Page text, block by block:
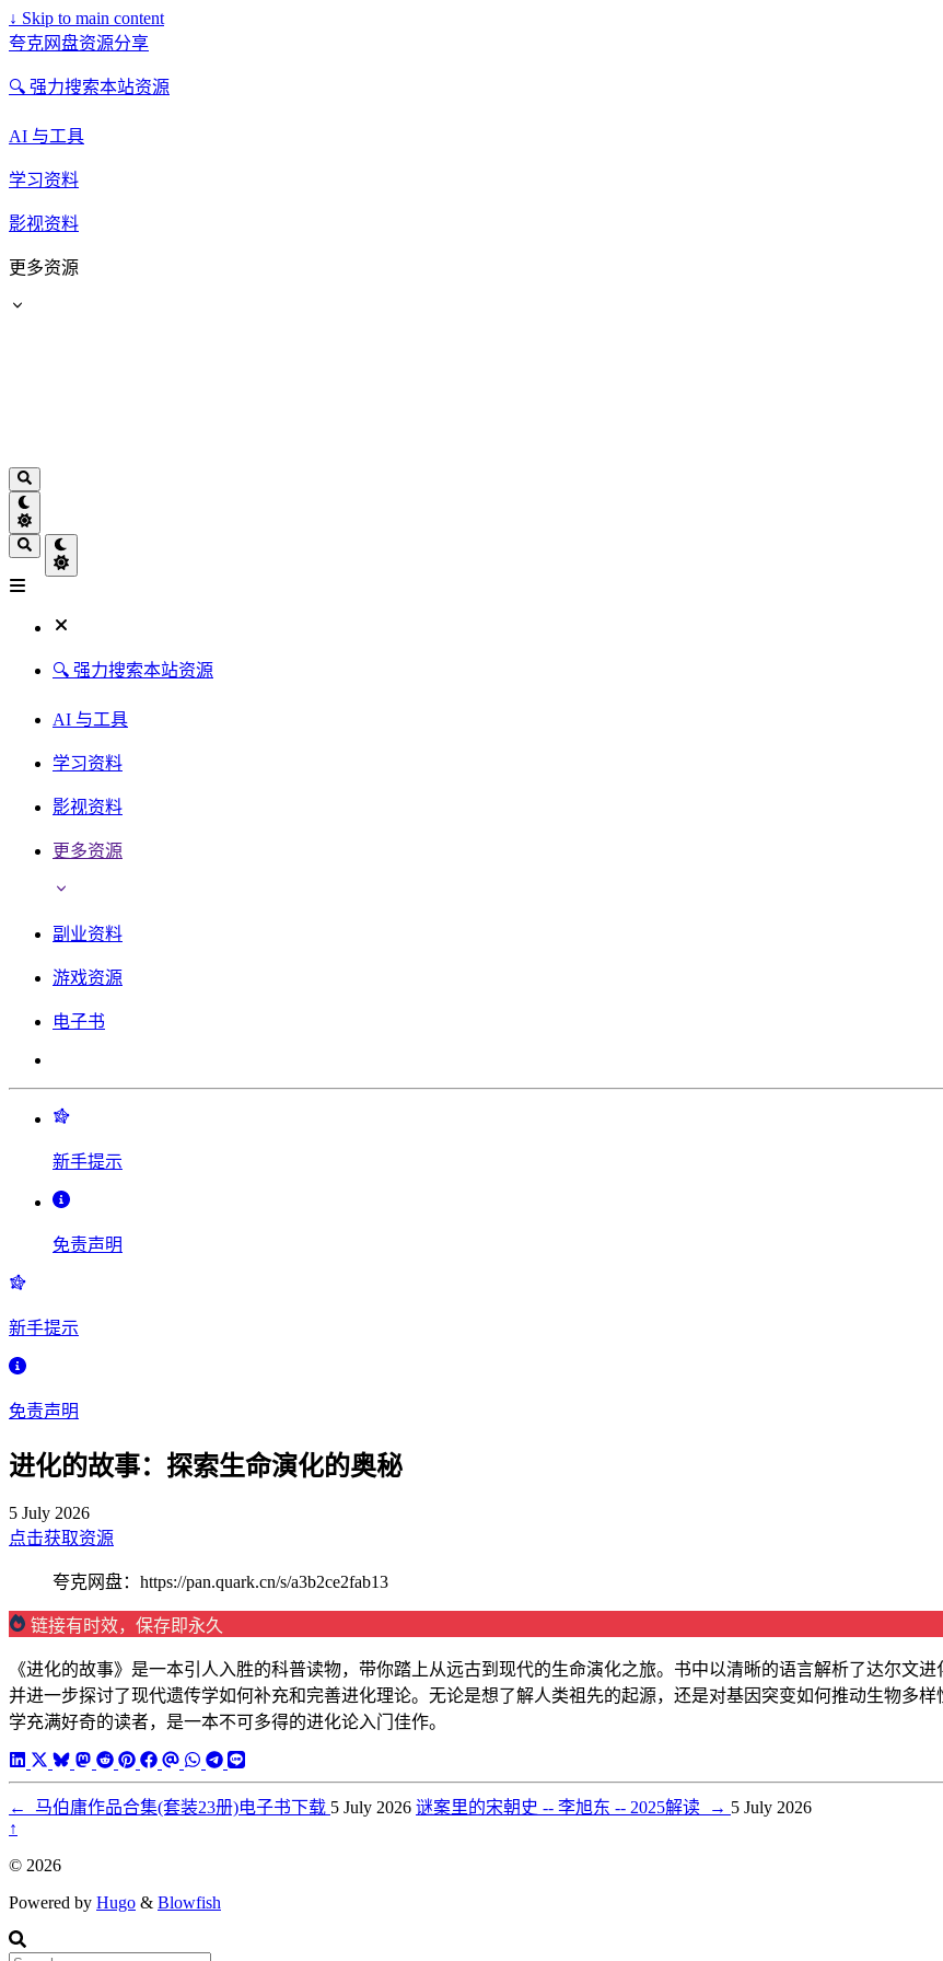
↓ Skip to main content
夸克网盘资源分享
🔍 强力搜索本站资源
AI 与工具
学习资料
影视资料
更多资源
🔍 强力搜索本站资源
AI 与工具
学习资料
影视资料
更多资源
副业资料
游戏资源
电子书
新手提示
免责声明
新手提示
免责声明
进化的故事：探索生命演化的奥秘
5 July 2026
点击获取资源
夸克网盘：https://pan.quark.cn/s/a3b2ce2fab13
链接有时效，保存即永久
《进化的故事》是一本引人入胜的科普读物，带你踏上从远古到现代的生命演化之旅。书中以清晰的语言解析了达尔文
并进一步探讨了现代遗传学如何补充和完善进化理论。无论是想了解人类祖先的起源，还是对基因突变如何推动生物多
学充满好奇的读者，是一本不可多得的进化论入门佳作。
← 马伯庸作品合集(套装23册)电子书下载 5 July 2026 谜案里的宋朝史 -- 李旭东 -- 2025解读 → 5 July 2026
↑
© 2026
Powered by Hugo & Blowfish